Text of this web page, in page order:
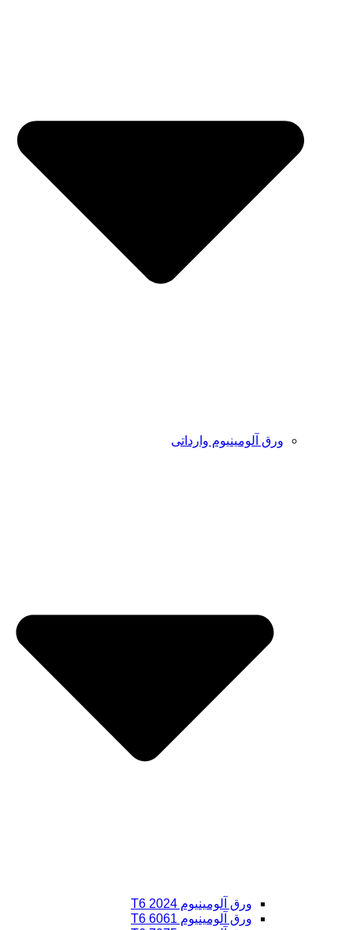
ورق آلومینیوم وارداتی
ورق آلومینیوم 2024 T6
ورق آلومینیوم 6061 T6